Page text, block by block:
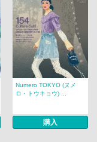
Numero TOKYO (ヌメ
ロ・トウキョウ) ...
購入